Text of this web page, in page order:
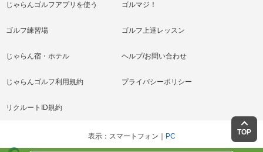
TOP
じゃらんゴルフアプリを使う ゴルマジ！
ゴルフ練習場 ゴルフ上達レッスン
じゃらん宿・ホテル ヘルプ/お問い合わせ
じゃらんゴルフ利用規約 プライバシーポリシー
リクルートID規約
表示 スマートフォン PC